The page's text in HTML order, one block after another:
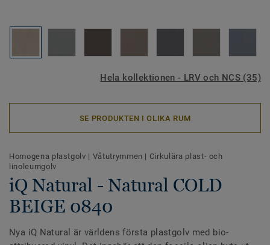
Hela kollektionen - LRV och NCS (35)
SE PRODUKTEN I OLIKA RUM
Homogena plastgolv | Våtutrymmen | Cirkulära plast- och
linoleumgolv
iQ Natural - Natural COLD
BEIGE 0840
Nya iQ Natural är världens första plastgolv med bio-